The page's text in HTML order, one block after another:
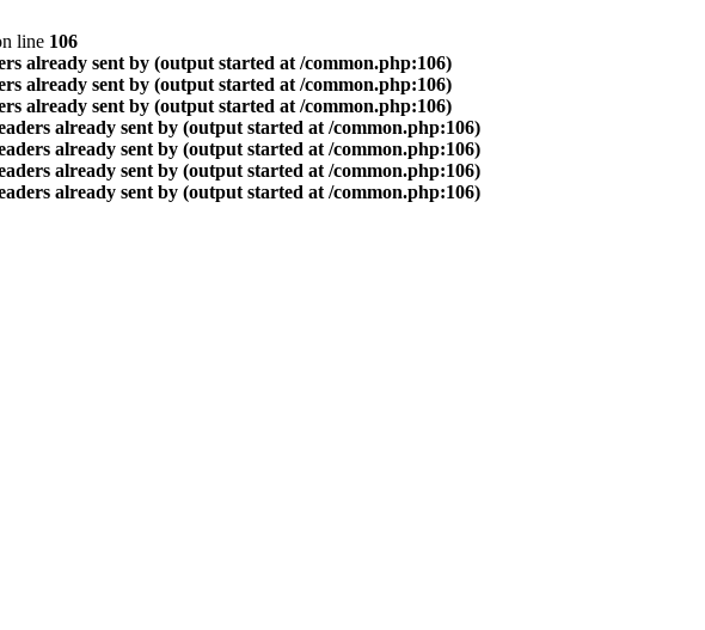
line 106
already sent by (output started at /common.php:106)
already sent by (output started at /common.php:106)
already sent by (output started at /common.php:106)
already sent by (output started at /common.php:106)
already sent by (output started at /common.php:106)
already sent by (output started at /common.php:106)
already sent by (output started at /common.php:106)